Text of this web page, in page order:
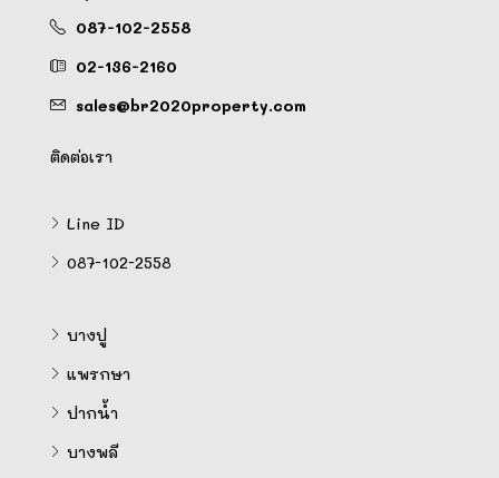
087-102-2558
02-136-2160
sales@br2020property.com
ติดต่อเรา
Line ID
087-102-2558
บางปู
แพรกษา
ปากน้ำ
บางพลี